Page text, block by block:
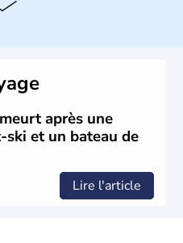
IIe siècle avant J.C et
leur religion. L'Espagne
puissance de l'Europe au
plus de 100 ans. Madrid
après avoir appartenu au
constitutionnelle intègre
après une
et un bateau de
Lire l'article